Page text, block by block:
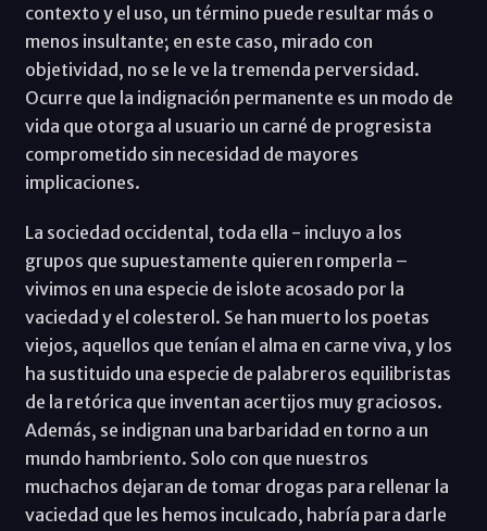
contexto y el uso, un término puede resultar más o
menos insultante; en este caso, mirado con
objetividad, no se le ve la tremenda perversidad.
Ocurre que la indignación permanente es un modo de
vida que otorga al usuario un carné de progresista
comprometido sin necesidad de mayores
implicaciones.
La sociedad occidental, toda ella - incluyo a los
grupos que supuestamente quieren romperla –
vivimos en una especie de islote acosado por la
vaciedad y el colesterol. Se han muerto los poetas
viejos, aquellos que tenían el alma en carne viva, y los
ha sustituido una especie de palabreros equilibristas
de la retórica que inventan acertijos muy graciosos.
Además, se indignan una barbaridad en torno a un
mundo hambriento. Solo con que nuestros
muchachos dejaran de tomar drogas para rellenar la
vaciedad que les hemos inculcado, habría para darle